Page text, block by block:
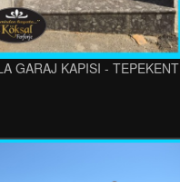
GARAJ KAPISI - TEPEKENT